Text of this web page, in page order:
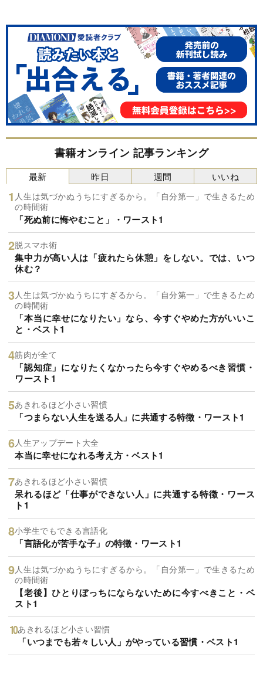
書籍オンライン 記事ランキング
最新
人生は気づかぬうちにすぎるから。「自分第一」で生きるため
の時間術
「死ぬ前に悔やむこと」・ワースト1
脱スマホ術
集中力が高い人は「疲れたら休憩」をしない。では、いつ
休む？
人生は気づかぬうちにすぎるから。「自分第一」で生きるため
の時間術
「本当に幸せになりたい」なら、今すぐやめた方がいいこ
と・ベスト1
筋肉が全て
「認知症」になりたくなかったら今すぐやめるべき習慣・
ワースト1
あきれるほど小さい習慣
「つまらない人生を送る人」に共通する特徴・ワースト1
人生アップデート大全
本当に幸せになれる考え方・ベスト1
あきれるほど小さい習慣
呆れるほど「仕事ができない人」に共通する特徴・ワース
ト1
小学生でもできる言語化
「言語化が苦手な子」の特徴・ワースト1
人生は気づかぬうちにすぎるから。「自分第一」で生きるため
の時間術
【老後】ひとりぼっちにならないために今すべきこと・ベ
スト1
あきれるほど小さい習慣
「いつまでも若々しい人」がやっている習慣・ベスト1
昨日 週間 いいね